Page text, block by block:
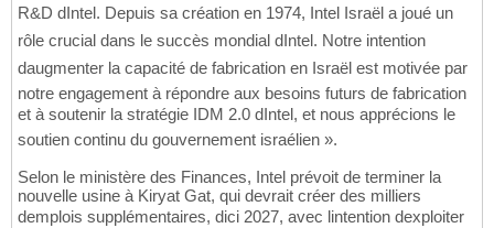
R&D dIntel. Depuis sa création en 1974, Intel Israël a joué un
rôle crucial dans le succès mondial dIntel. Notre intention
daugmenter la capacité de fabrication en Israël est motivée par
notre engagement à répondre aux besoins futurs de fabrication
et à soutenir la stratégie IDM 2.0 dIntel, et nous apprécions le
soutien continu du gouvernement israélien ».
Selon le ministère des Finances, Intel prévoit de terminer la
nouvelle usine à Kiryat Gat, qui devrait créer des milliers
demplois supplémentaires, dici 2027, avec lintention dexploiter